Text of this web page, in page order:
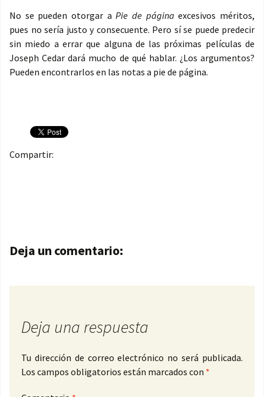
No se pueden otorgar aPie de página excesivos méritos,
pues no sería justo y consecuente. Pero sí se puede predecir
sin miedo a errar que alguna de las próximas películas de
Joseph Cedar dará mucho de qué hablar. ¿Los argumentos?
Pueden encontrarlos en las notas a pie de página.
Compartir:
Navegación de entradas
Deja un comentario:
Deja una respuesta
Tu dirección de correo electrónico no será publicada.
Los campos obligatorios están marcados con *